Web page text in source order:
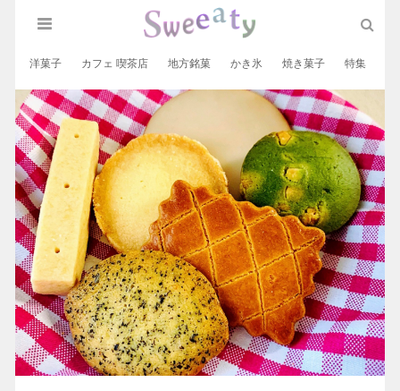
洋菓子 カフェ 喫茶店 地方銘菓 かき氷 焼き菓子 特集